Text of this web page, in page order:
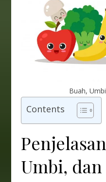
Buah,
Contents
Umbi,